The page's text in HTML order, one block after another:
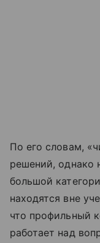
По его словам,
решений, однако
большой
находятся вне
что профильный
работает над